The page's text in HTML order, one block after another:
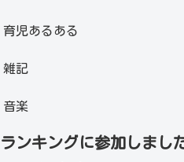
育児あるある
雑記
音楽
ランキングに参加しまし